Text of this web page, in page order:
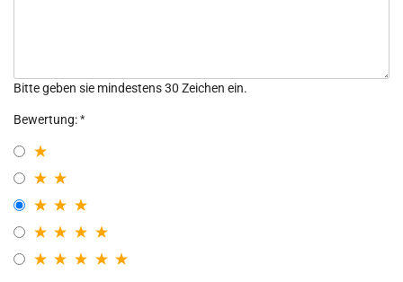
Bitte geben sie mindestens 30 Zeichen ein.
Bewertung: